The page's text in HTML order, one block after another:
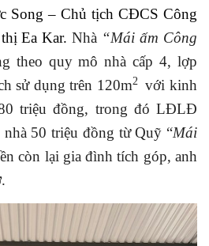
Song – Chủ tịch CĐCS Công
Ea Kar.Nhà “Mái ấm Công
theo quy mô nhà cấp 4, lợp
sử dụng trên 120m2với kinh
triệu đồng, trong đó LĐLĐ
50 triệu đồng từ Quỹ “Mái
còn lại gia đình tích góp, anh